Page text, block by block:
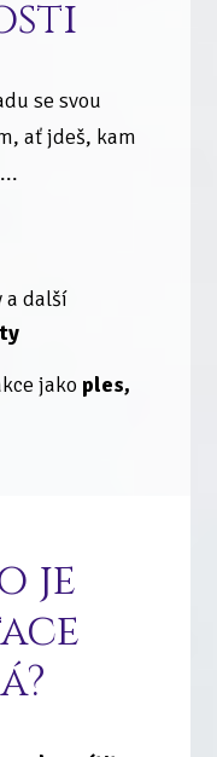
se svou
ať jdeš, kam
a další
jako ples,
je